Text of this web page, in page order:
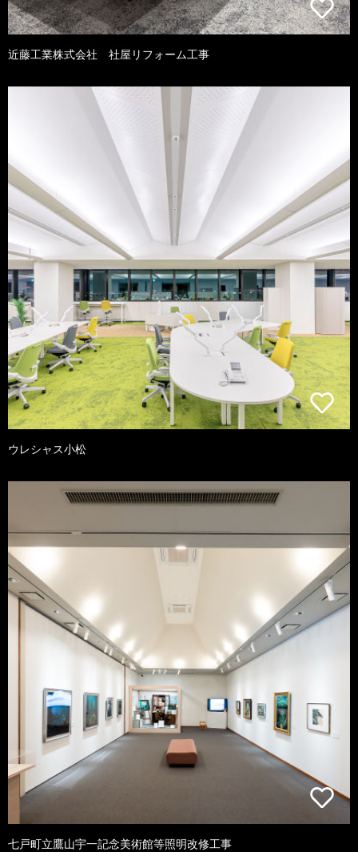
近藤工業株式会社 社屋リフォーム工事
ウレシャス小松
七戸町立鷹山宇一記念美術館等照明改修工事